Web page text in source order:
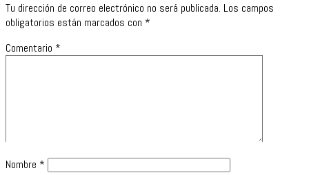
Tu dirección de correo electrónico no será publicada. Los campos
obligatorios están marcados con *
Comentario *
Nombre *